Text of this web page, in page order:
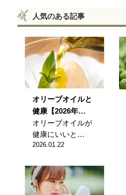
人気のある記事
オリーブオイルと
健康【2026年…
オリーブオイルが
健康にいいと…
2026.01.22